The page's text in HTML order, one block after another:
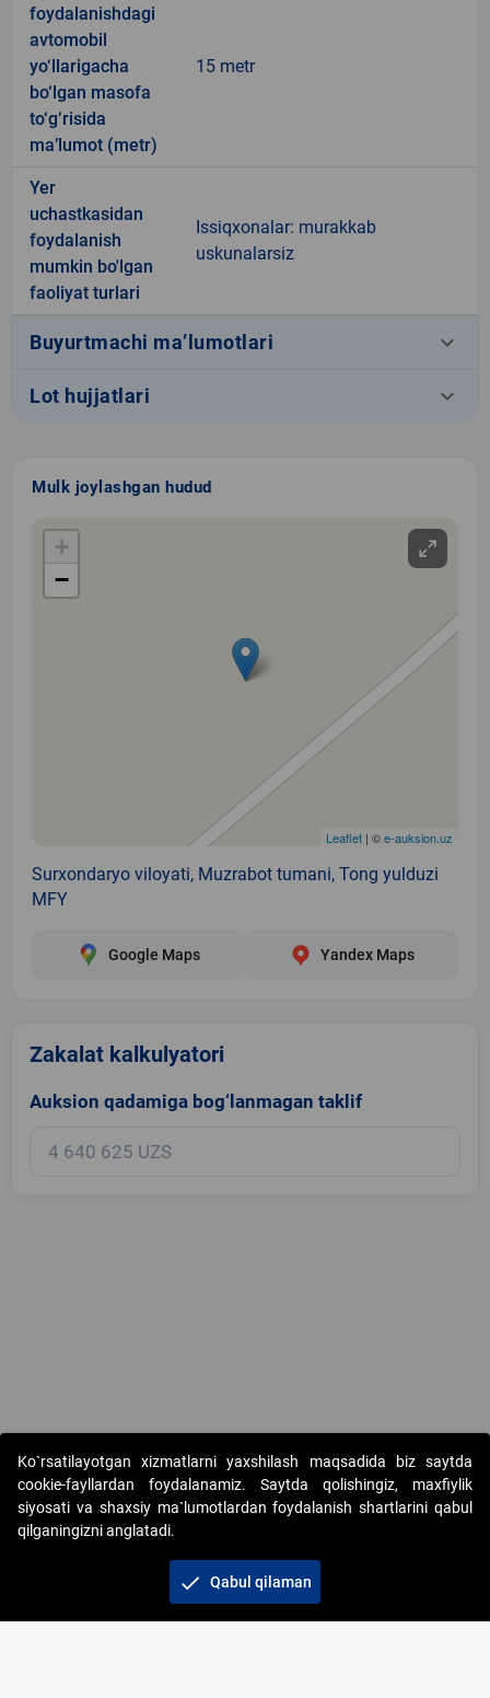
foydalanishdagi
avtomobil
yo‘llarigacha
bo‘lgan masofa
to‘g‘risida
ma’lumot (metr)
15 metr
Yer
uchastkasidan
foydalanish
mumkin bo'lgan
faoliyat turlari
Issiqxonalar: murakkab
uskunalarsiz
Buyurtmachi ma’lumotlari keyboard_arrow_down
Lot hujjatlari keyboard_arrow_down
Mulk joylashgan hudud
+
−
Leaflet | ©e-auksion.uz
Surxondaryo viloyati, Muzrabot tumani, Tong yulduzi
MFY
Google Maps Yandex Maps
Zakalat kalkulyatori
Auksion qadamiga bog‘lanmagan taklif
Copyright © 2017-2026. "Elektron onlayn-auksionlarni tashkil etish"
AJ. Barcha huquqlar himoyalangan
+998 71 202-21-11
Ko`rsatilayotgan xizmatlarni yaxshilash maqsadida biz saytda
cookie-fayllardan foydalanamiz. Saytda qolishingiz, maxfiylik
siyosati va shaxsiy ma`lumotlardan foydalanish shartlarini qabul
qilganingizni anglatadi.
check Qabul qilaman